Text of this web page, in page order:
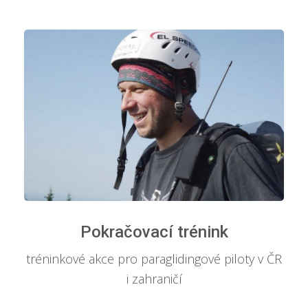
Pokračovací trénink
tréninkové akce pro paraglidingové piloty v ČR
i zahraničí